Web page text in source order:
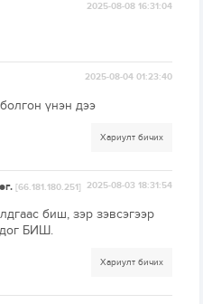
2025-08-08 16:31:04
2025-08-04 01:23:40
үнэн дээ
Хариулт бичих
[66.181.180.251] 2025-08-03 18:31:54
биш, зэр зэвсэгээр
БИШ.
Хариулт бичих